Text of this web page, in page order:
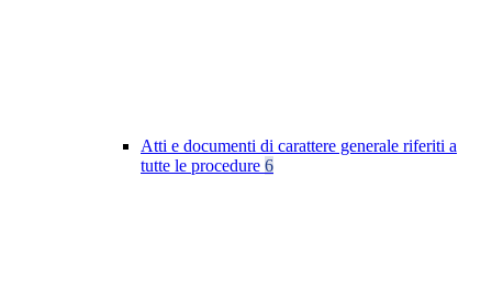
Atti e documenti di carattere generale riferiti a
tutte le procedure 6